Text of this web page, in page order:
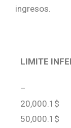
ingresos.
LIMITE
–
20,000.1$
50,000.1$